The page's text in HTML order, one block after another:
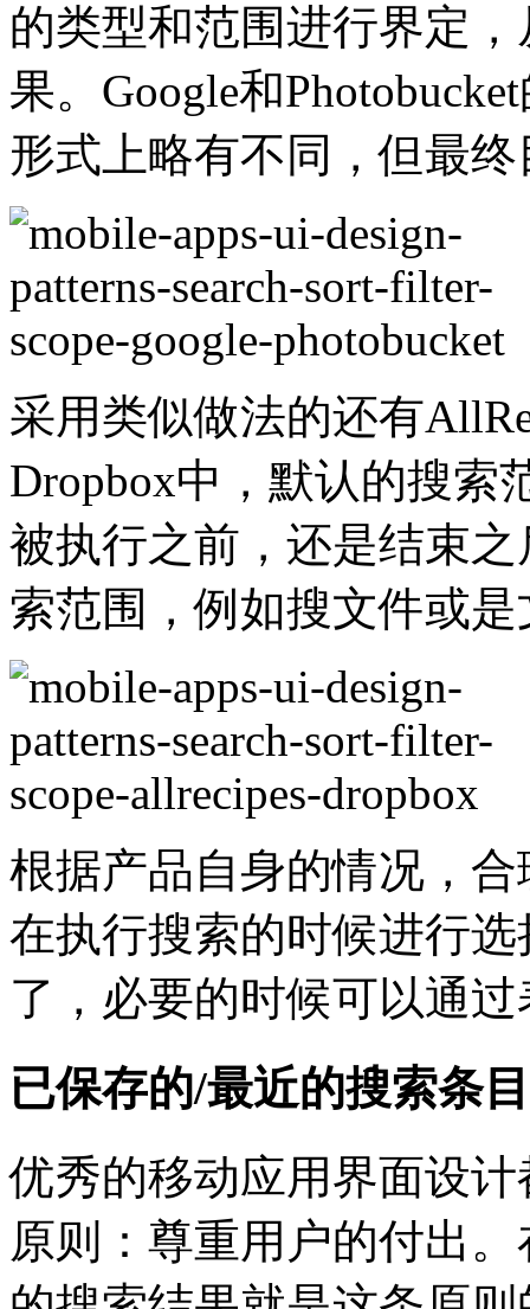
的类型和范围进行界定
果。Google和
形式上略有不同，但最
采用类似做法的还有
Dropbox中，默认的搜索
被执行之前，还是结束
索范围，例如搜文件或
根据产品自身的情况，
在执行搜索的时候进行
了，必要的时候可以通
已保存的/最近的搜索条目
优秀的移动应用界面设
原则：尊重用户的付出